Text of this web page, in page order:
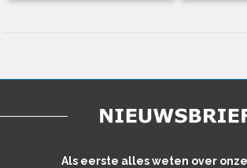
Als eerste alles weten over